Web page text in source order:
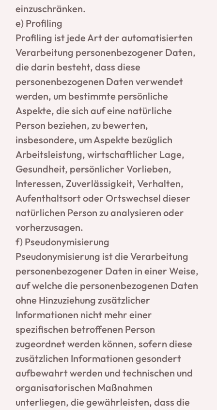
einzuschränken.
e) Profiling
Profiling ist jede Art der automatisierten
Verarbeitung personenbezogener Daten,
die darin besteht, dass diese
personenbezogenen Daten verwendet
werden, um bestimmte persönliche
Aspekte, die sich auf eine natürliche
Person beziehen, zu bewerten,
insbesondere, um Aspekte bezüglich
Arbeitsleistung, wirtschaftlicher Lage,
Gesundheit, persönlicher Vorlieben,
Interessen, Zuverlässigkeit, Verhalten,
Aufenthaltsort oder Ortswechsel dieser
natürlichen Person zu analysieren oder
vorherzusagen.
f) Pseudonymisierung
Pseudonymisierung ist die Verarbeitung
personenbezogener Daten in einer Weise,
auf welche die personenbezogenen Daten
ohne Hinzuziehung zusätzlicher
Informationen nicht mehr einer
spezifischen betroffenen Person
zugeordnet werden können, sofern diese
zusätzlichen Informationen gesondert
aufbewahrt werden und technischen und
organisatorischen Maßnahmen
unterliegen, die gewährleisten, dass die